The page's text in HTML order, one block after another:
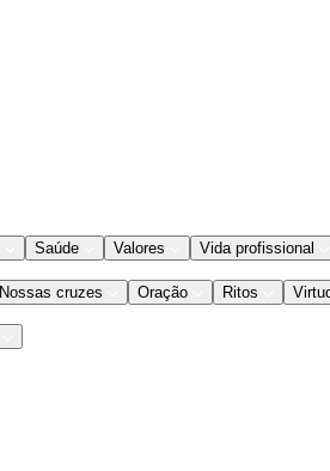
Saúde Valores Vida profissional
Nossas cruzes Oração Ritos